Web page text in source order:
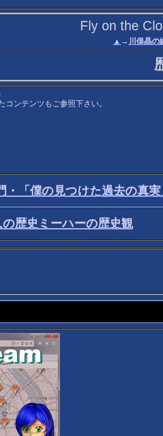
Fly on the
▲ → 川俣晶の
コンテンツもご参照下さい。
・「僕の見つけた過去の真
歴史ミーハーの歴史観